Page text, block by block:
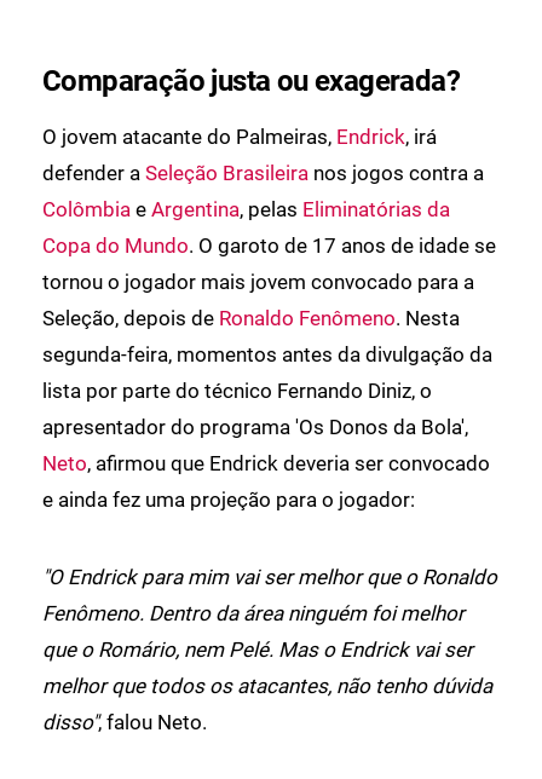
Comparação justa ou exagerada?
O jovem atacante do Palmeiras, Endrick, irá
defender a Seleção Brasileira nos jogos contra a
Colômbia e Argentina, pelas Eliminatórias da
Copa do Mundo. O garoto de 17 anos de idade se
tornou o jogador mais jovem convocado para a
Seleção, depois de Ronaldo Fenômeno. Nesta
segunda-feira, momentos antes da divulgação da
lista por parte do técnico Fernando Diniz, o
apresentador do programa 'Os Donos da Bola',
Neto, afirmou que Endrick deveria ser convocado
e ainda fez uma projeção para o jogador:
"O Endrick para mim vai ser melhor que o Ronaldo
Fenômeno. Dentro da área ninguém foi melhor
que o Romário, nem Pelé. Mas o Endrick vai ser
melhor que todos os atacantes, não tenho dúvida
disso", falou Neto.